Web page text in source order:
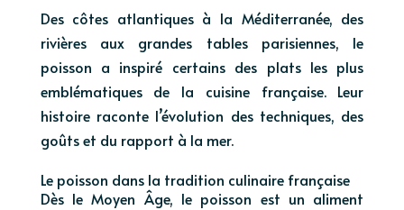
Des côtes atlantiques à la Méditerranée, des
rivières aux grandes tables parisiennes, le
poisson a inspiré certains des plats les plus
emblématiques de la cuisine française. Leur
histoire raconte l’évolution des techniques, des
goûts et du rapport à la mer.
Le poisson dans la tradition culinaire française
Dès le Moyen Âge, le poisson est un aliment